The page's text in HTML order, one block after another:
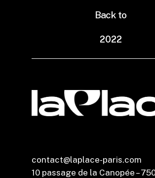
Back to
2022
contact@laplace-paris.com
10 passage de la Canopée –